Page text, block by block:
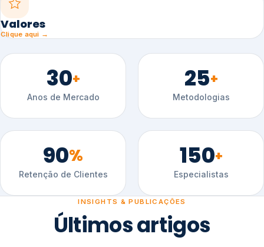
Valores
Clique aqui →
30+
Anos de Mercado
25+
Metodologias
90%
Retenção de Clientes
150+
Especialistas
INSIGHTS & PUBLICAÇÕES
Últimos artigos